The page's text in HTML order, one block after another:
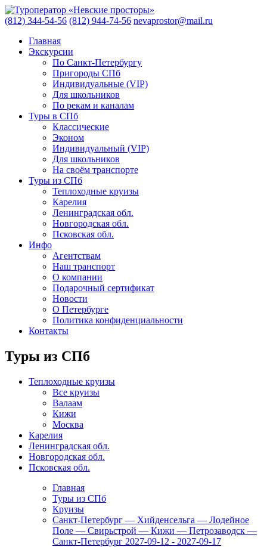
(812) 344-54-56 (812) 944-74-56 nevaprostor@mail.ru
Главная
Экскурсии
По Санкт-Петербургу
Пригороды СПб
Индивидуальные (VIP)
Для школьников
По рекам и каналам
Туры в СПб
Классические
Эконом
Индивидуальный (VIP)
Для школьников
На своём транспорте
Туры из СПб
Теплоходные круизы
Карелия
Ленинградская обл.
Новгородская обл.
Псковская обл.
Инфо
Агентствам
Наш транспорт
О компании
Подарочный сертификат
Новости
О Петербурге
Политика конфиденциальности
Контакты
Туры из СПб
Теплоходные круизы
Все круизы
Валаам
Кижи
Москва
Карелия
Ленинградская обл.
Новгородская обл.
Псковская обл.
Главная
Туры из СПб
Круизы
Санкт-Петербург — Хийденсельга — Лодейное
Поле — Свирьстрой — Кижи — Петрозаводск —
Санкт-Петербург 2027-09-12 - 2027-09-17